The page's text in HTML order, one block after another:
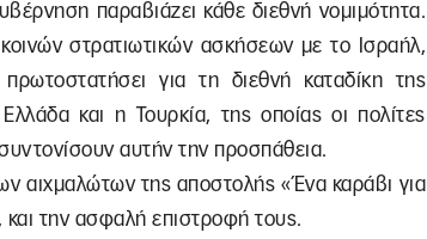
παραβιάζει κάθε διεθνή νομιμότητα.
στρατιωτικών ασκήσεων με το Ισραήλ,
για τη διεθνή καταδίκη της
και η Τουρκία, της οποίας οι πολίτες
αυτήν την προσπάθεια.
αιχμαλώτων της αποστολής «Ένα καράβι για
την ασφαλή επιστροφή τους.